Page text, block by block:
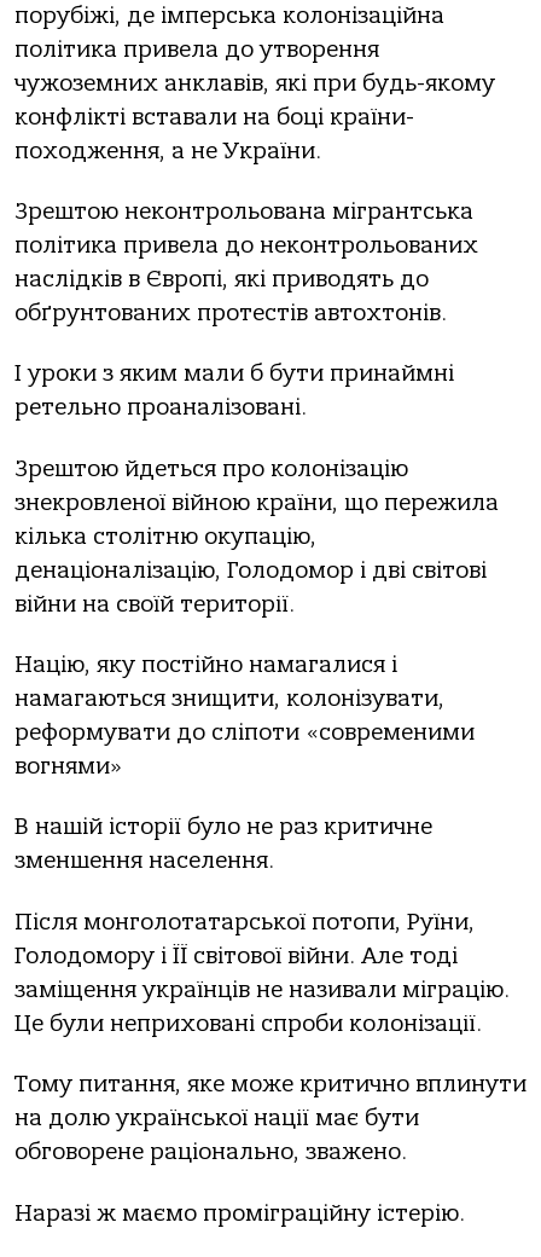
порубіжі, де імперська колонізаційна
політика привела до утворення
чужоземних анклавів, які при будь-якому
конфлікті вставали на боці країни-
походження, а не України.
Зрештою неконтрольована мігрантська
політика привела до неконтрольованих
наслідків в Європі, які приводять до
обґрунтованих протестів автохтонів.
І уроки з яким мали б бути принаймні
ретельно проаналізовані.
Зрештою йдеться про колонізацію
знекровленої війною країни, що пережила
кілька столітню окупацію,
денаціоналізацію, Голодомор і дві світові
війни на своїй території.
Націю, яку постійно намагалися і
намагаються знищити, колонізувати,
реформувати до сліпоти «современими
вогнями»
В нашій історії було не раз критичне
зменшення населення.
Після монголотатарської потопи, Руїни,
Голодомору і ЇЇ світової війни. Але тоді
заміщення українців не називали міграцію.
Це були неприховані спроби колонізації.
Тому питання, яке може критично вплинути
на долю української нації має бути
обговорене раціонально, зважено.
Наразі ж маємо проміграційну істерію.